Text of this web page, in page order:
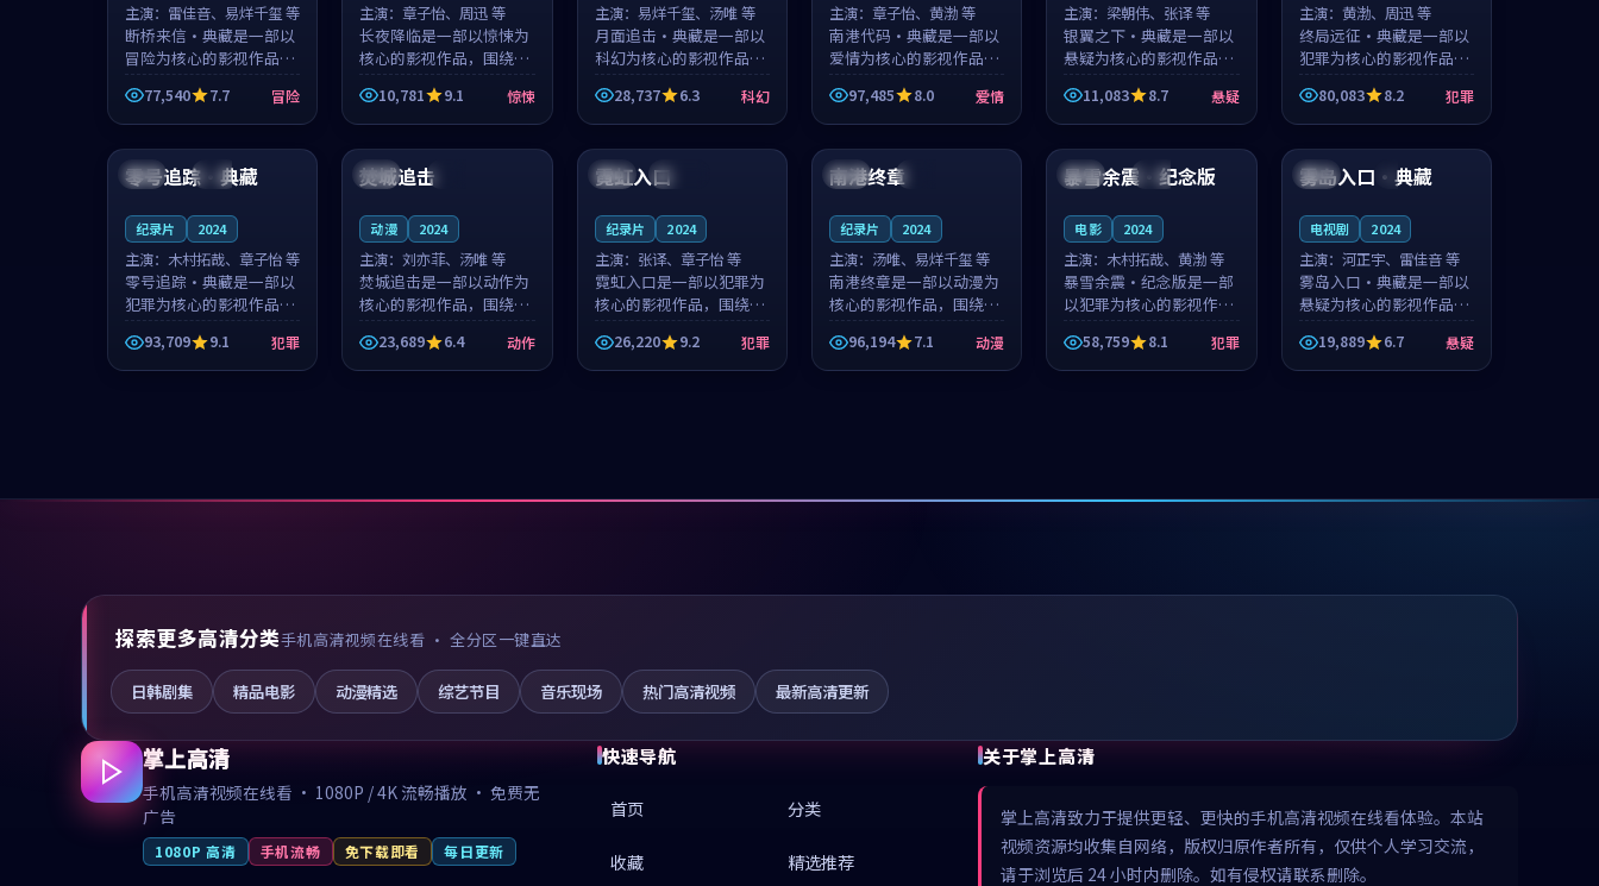
主演： 雷佳音、易烊千玺 等
断桥来信·典藏是一部以
冒险为核心的影视作品，
围绕危机、反转与人物成
长展开，整体节奏紧凑，
值得推荐观看。
77,540 7.7 冒险
主演：章子怡、周迅 等
长夜降临是一部以惊悚为
核心的影视作品，围绕危
机、反转与人物成长展
开，整体节奏紧凑，值得
推荐观看。
10,781 9.1 惊悚
主演： 易烊千玺、汤唯 等
月面追击·典藏是一部以
科幻为核心的影视作品，
围绕危机、反转与人物成
长展开，整体节奏紧凑，
值得推荐观看。
28,737 6.3 科幻
主演： 章子怡、黄渤 等
南港代码·典藏是一部以
爱情为核心的影视作品，
围绕危机、反转与人物成
长展开，整体节奏紧凑，
值得推荐观看。
97,485 8.0 爱情
主演： 梁朝伟、张译 等
银翼之下·典藏是一部以
悬疑为核心的影视作品，
围绕危机、反转与人物成
长展开，整体节奏紧凑，
值得推荐观看。
11,083 8.7 悬疑
主演： 黄渤、周迅 等
终局远征·典藏是一部以
犯罪为核心的影视作品，
围绕危机、反转与人物成
长展开，整体节奏紧凑，
值得推荐观看。
80,083 8.2 犯罪
中国 完结
99:31
零号追踪·典藏
纪录片 2024
主演： 木村拓哉、章子怡 等
零号追踪·典藏是一部以
犯罪为核心的影视作品，
围绕危机、反转与人物成
长展开，整体节奏紧凑，
值得推荐观看。
93,709 9.1 犯罪
中国
99:36
焚城追击
动漫 2024
主演：刘亦菲、汤唯 等
焚城追击是一部以动作为
核心的影视作品，围绕危
机、反转与人物成长展
开，整体节奏紧凑，值得
推荐观看。
23,689 6.4 动作
韩国 连载中
99:31
霓虹入口
纪录片 2024
主演： 张译、章子怡 等
霓虹入口是一部以犯罪为
核心的影视作品，围绕危
机、反转与人物成长展
开，整体节奏紧凑，值得
推荐观看。
26,220 9.2 犯罪
中国
99:29
南港终章
纪录片 2024
主演： 汤唯、易烊千玺 等
南港终章是一部以动漫为
核心的影视作品，围绕危
机、反转与人物成长展
开，整体节奏紧凑，值得
推荐观看。
96,194 7.1 动漫
日本 杜比
99:54
暴雪余震·纪念版
电影 2024
主演： 木村拓哉、黄渤 等
暴雪余震·纪念版是一部
以犯罪为核心的影视作
品，围绕危机、反转与人
物成长展开，整体节奏紧
凑，值得推荐观看。
58,759 8.1 犯罪
法国 4K
99:01
雾岛入口·典藏
电视剧 2024
主演： 河正宇、雷佳音 等
雾岛入口·典藏是一部以
悬疑为核心的影视作品，
围绕危机、反转与人物成
长展开，整体节奏紧凑，
值得推荐观看。
19,889 6.7 悬疑
探索更多高清分类手机高清视频在线看 · 全分区一键直达
日韩剧集 精品电影 动漫精选 综艺节目 音乐现场 热门高清视频 最新高清更新
掌上高清
手机高清视频在线看 · 1080P / 4K 流畅播放 · 免费无
广告
1080P 高清 手机流畅 免下载即看 每日更新
快速导航
首页 分类
收藏 精选推荐
关于掌上高清
掌上高清致力于提供更轻、更快的手机高清视频在线看体验。本站
视频资源均收集自网络，版权归原作者所有，仅供个人学习交流，
请于浏览后 24 小时内删除。如有侵权请联系删除。